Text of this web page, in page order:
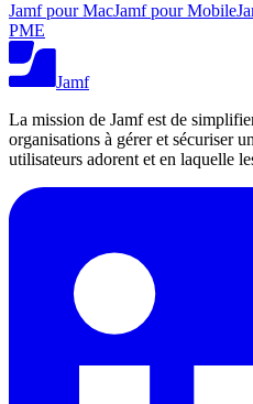
Jamf pour MacJamf pour Mobile
PME
Jamf
La mission de Jamf est de
organisations à gérer et sécuriser
utilisateurs adorent et en laquelle